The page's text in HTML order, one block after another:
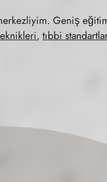
Geniş
, tıbbi